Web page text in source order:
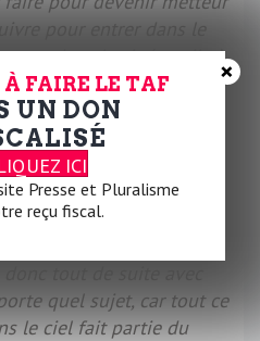
pour entrer dans le
dans le cinéma, il n’y a
des extrêmes, il n’y a pas
exceptions. À ces jeunes
de les engager comme
je dis : il n’y a rien à
pas comme vous
un esclave. Donc, ne
tout de suite avec
quel sujet, car tout ce
le ciel fait partie du
FAIRE LE TAF
UN DON
ICI
Presse et Pluralisme
reçu fiscal.
×